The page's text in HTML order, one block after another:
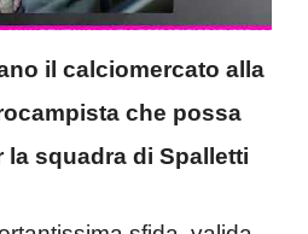
il calciomercato alla
che possa
la squadra di Spalletti